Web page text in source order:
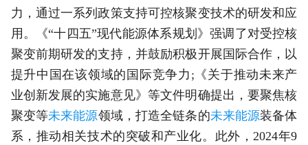
力，通过一系列政策支持可控核聚变技术的研发和应
用。《“十四五”现代能源体系规划》强调了对受控核
聚变前期研发的支持，并鼓励积极开展国际合作，以
提升中国在该领域的国际竞争力;《关于推动未来产
业创新发展的实施意见》等文件明确提出，要聚焦核
聚变等未来能源领域，打造全链条的未来能源装备体
系，推动相关技术的突破和产业化。此外，2024年9